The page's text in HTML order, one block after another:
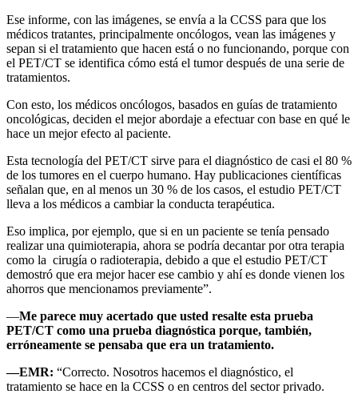
Ese informe, con las imágenes, se envía a la CCSS para que los
médicos tratantes, principalmente oncólogos, vean las imágenes y
sepan si el tratamiento que hacen está o no funcionando, porque con
el PET/CT se identifica cómo está el tumor después de una serie de
tratamientos.
Con esto, los médicos oncólogos, basados en guías de tratamiento
oncológicas, deciden el mejor abordaje a efectuar con base en qué le
hace un mejor efecto al paciente.
Esta tecnología del PET/CT sirve para el diagnóstico de casi el 80 %
de los tumores en el cuerpo humano. Hay publicaciones científicas
señalan que, en al menos un 30 % de los casos, el estudio PET/CT
lleva a los médicos a cambiar la conducta terapéutica.
Eso implica, por ejemplo, que si en un paciente se tenía pensado
realizar una quimioterapia, ahora se podría decantar por otra terapia
como la cirugía o radioterapia, debido a que el estudio PET/CT
demostró que era mejor hacer ese cambio y ahí es donde vienen los
ahorros que mencionamos previamente”.
—Me parece muy acertado que usted resalte esta prueba
PET/CT como una prueba diagnóstica porque, también,
erróneamente se pensaba que era un tratamiento.
—EMR: “Correcto. Nosotros hacemos el diagnóstico, el
tratamiento se hace en la CCSS o en centros del sector privado.